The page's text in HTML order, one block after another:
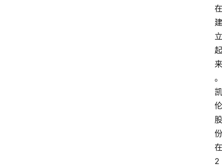
在
建
立
起
来
。
凯
伦
股
份
在
2